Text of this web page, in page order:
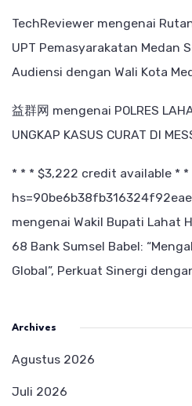
TechReviewer mengenai
UPT Pemasyarakatan Medan
Audiensi dengan Wali Kota
益群网 mengenai POLRES
UNGKAP KASUS CURAT DI
* * * $3,222 credit available * *
mengenai Wakil Bupati Lahat
68 Bank Sumsel Babel:
Global”, Perkuat Sinergi
Archives
Agustus 2026
Juli 2026